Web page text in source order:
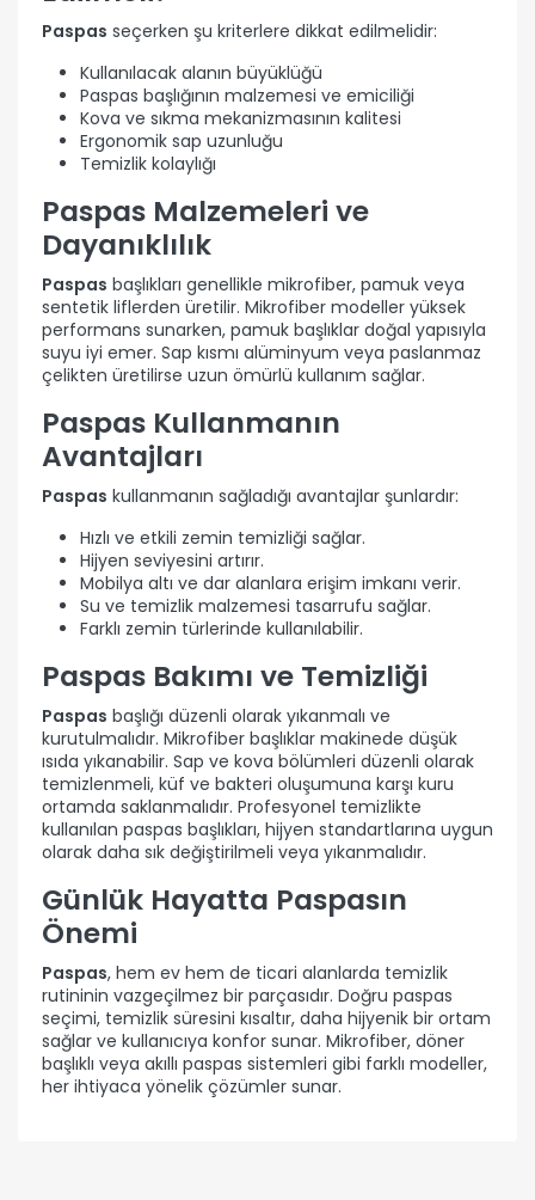
Paspas seçerken şu kriterlere dikkat edilmelidir:
Kullanılacak alanın büyüklüğü
Paspas başlığının malzemesi ve emiciliği
Kova ve sıkma mekanizmasının kalitesi
Ergonomik sap uzunluğu
Temizlik kolaylığı
Paspas Malzemeleri ve
Dayanıklılık
Paspas başlıkları genellikle mikrofiber, pamuk veya
sentetik liflerden üretilir. Mikrofiber modeller yüksek
performans sunarken, pamuk başlıklar doğal yapısıyla
suyu iyi emer. Sap kısmı alüminyum veya paslanmaz
çelikten üretilirse uzun ömürlü kullanım sağlar.
Paspas Kullanmanın
Avantajları
Paspas kullanmanın sağladığı avantajlar şunlardır:
Hızlı ve etkili zemin temizliği sağlar.
Hijyen seviyesini artırır.
Mobilya altı ve dar alanlara erişim imkanı verir.
Su ve temizlik malzemesi tasarrufu sağlar.
Farklı zemin türlerinde kullanılabilir.
Paspas Bakımı ve Temizliği
Paspas başlığı düzenli olarak yıkanmalı ve
kurutulmalıdır. Mikrofiber başlıklar makinede düşük
ısıda yıkanabilir. Sap ve kova bölümleri düzenli olarak
temizlenmeli, küf ve bakteri oluşumuna karşı kuru
ortamda saklanmalıdır. Profesyonel temizlikte
kullanılan paspas başlıkları, hijyen standartlarına uygun
olarak daha sık değiştirilmeli veya yıkanmalıdır.
Günlük Hayatta Paspasın
Önemi
Paspas, hem ev hem de ticari alanlarda temizlik
rutininin vazgeçilmez bir parçasıdır. Doğru paspas
seçimi, temizlik süresini kısaltır, daha hijyenik bir ortam
sağlar ve kullanıcıya konfor sunar. Mikrofiber, döner
başlıklı veya akıllı paspas sistemleri gibi farklı modeller,
her ihtiyaca yönelik çözümler sunar.